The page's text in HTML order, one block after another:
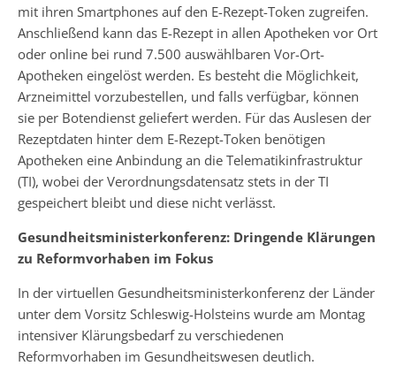
mit ihren Smartphones auf den E-Rezept-Token zugreifen.
Anschließend kann das E-Rezept in allen Apotheken vor Ort
oder online bei rund 7.500 auswählbaren Vor-Ort-
Apotheken eingelöst werden. Es besteht die Möglichkeit,
Arzneimittel vorzubestellen, und falls verfügbar, können
sie per Botendienst geliefert werden. Für das Auslesen der
Rezeptdaten hinter dem E-Rezept-Token benötigen
Apotheken eine Anbindung an die Telematikinfrastruktur
(TI), wobei der Verordnungsdatensatz stets in der TI
gespeichert bleibt und diese nicht verlässt.
Gesundheitsministerkonferenz: Dringende Klärungen
zu Reformvorhaben im Fokus
In der virtuellen Gesundheitsministerkonferenz der Länder
unter dem Vorsitz Schleswig-Holsteins wurde am Montag
intensiver Klärungsbedarf zu verschiedenen
Reformvorhaben im Gesundheitswesen deutlich.